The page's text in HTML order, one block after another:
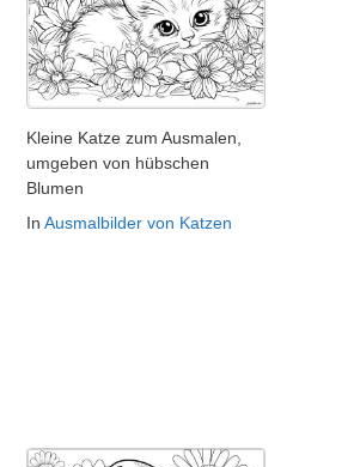
Kleine Katze zum Ausmalen,
umgeben von hübschen
Blumen
InAusmalbilder von Katzen